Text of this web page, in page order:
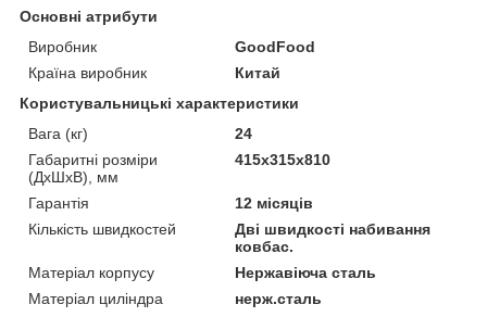
Основні атрибути
Виробник
GoodFood
Країна виробник
Китай
Користувальницькі характеристики
Вага (кг)
24
Габаритні розміри
(ДхШхВ), мм
415х315х810
Гарантія
12 місяців
Кількість швидкостей
Дві швидкості набивання
ковбас.
Матеріал корпусу
Нержавіюча сталь
Матеріал циліндра
нерж.сталь